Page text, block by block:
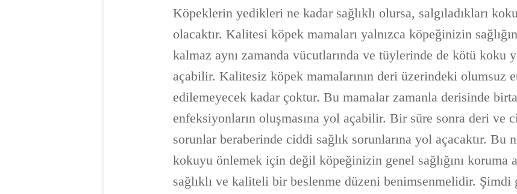
Köpeklerin yedikleri ne kadar sağlıklı olursa, salgıladıkları
olacaktır. Kalitesi köpek mamaları yalnızca köpeğinizin
kalmaz aynı zamanda vücutlarında ve tüylerinde de kötü koku
açabilir. Kalitesiz köpek mamalarının deri üzerindeki olumsuz
edilemeyecek kadar çoktur. Bu mamalar zamanla derisinde
enfeksiyonların oluşmasına yol açabilir. Bir süre sonra deri ve
sorunlar beraberinde ciddi sağlık sorunlarına yol açacaktır. Bu
kokuyu önlemek için değil köpeğinizin genel sağlığını koruma
sağlıklı ve kaliteli bir beslenme düzeni benimsenmelidir.